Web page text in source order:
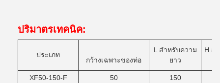
ปริมาตรเทคนิค:
ประเภท
กว้างเฉพาะของท่อ
L สําหรับความ
ยาว
H สํ
XF50-150-F 50
150